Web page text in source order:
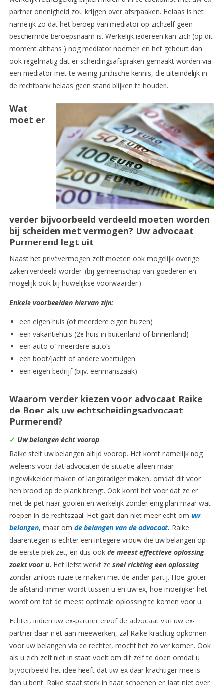
partner onenigheid zou krijgen over afsrpaaken. Helaas is het
namelijk zo dat het beroep van mediator op zichzelf geen
beschermde beroepsnaam is. Werkelijk iedereen kan zich (op dit
moment althans ) nog mediator noemen en het gebeurt dan
ook regelmatig dat er scheidingsafspraken gemaakt worden via
een mediator met te weinig juridische kennis, die uiteindelijk in
de rechtbank helaas geen stand blijken te houden.
Wat
moet er
verder bijvoorbeeld verdeeld moeten worden
bij scheiden met vermogen? Uw advocaat
Purmerend legt uit
Naast het privévermogen zelf moeten ook mogelijk overige
zaken verdeeld worden (bij gemeenschap van goederen en
mogelijk ook bij huwelijkse voorwaarden)
Enkele voorbeelden hiervan zijn:
een eigen huis (of meerdere eigen huizen)
een vakantiehuis (2e huis in buitenland of binnenland)
een auto of meerdere auto’s
een boot/jacht of andere voertuigen
een eigen bedrijf (bijv. eenmanszaak)
Waarom verder kiezen voor advocaat Raike
de Boer als uw echtscheidingsadvocaat
Purmerend?
✓ Uw belangen écht voorop
Raike stelt uw belangen altijd voorop. Het komt namelijk nog
weleens voor dat advocaten de situatie alleen maar
ingewikkelder maken of langdradiger maken, omdat dit voor
hen brood op de plank brengt. Ook komt het voor dat ze er
met de pet naar gooien en werkelijk zonder enig plan maar wat
roepen in de rechtszaal. Het gaat dan niet meer echt om uw
belangen, maar om de belangen van de advocaat. Raike
daarentegen is echter een integere vrouw die uw belangen op
de eerste plek zet, en dus ook de meest effectieve oplossing
zoekt voor u. Het liefst werkt ze snel richting een oplossing
zonder zinloos ruzie te maken met de ander partij. Hoe groter
de afstand immer wordt tussen u en uw ex, hoe moeilijker het
wordt om tot de meest optimale oplossing te komen voor u.
Echter, indien uw ex-partner en/of de advocaat van uw ex-
partner daar niet aan meewerken, zal Raike krachtig opkomen
voor uw belangen via de rechter, mocht het zo ver komen. Ook
als u zich zelf niet in staat voelt om dit zelf te doen omdat u
bijvoorbeeld het idee heeft dat uw ex daar krachtiger mee is
dan u bent. Raike staat sterk in haar schoenen en laat niet over